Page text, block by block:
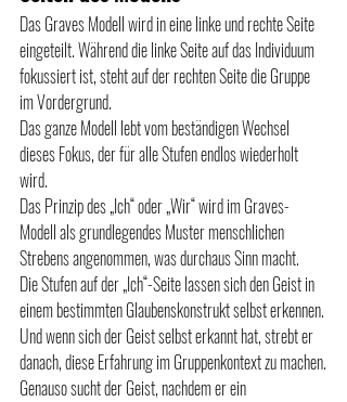
Das Graves Modell wird in eine linke und rechte Seite
eingeteilt. Während die linke Seite auf das Individuum
fokussiert ist, steht auf der rechten Seite die Gruppe
im Vordergrund.
Das ganze Modell lebt vom beständigen Wechsel
dieses Fokus, der für alle Stufen endlos wiederholt
wird.
Das Prinzip des „Ich“ oder „Wir“ wird im Graves-
Modell als grundlegendes Muster menschlichen
Strebens angenommen, was durchaus Sinn macht.
Die Stufen auf der „Ich“-Seite lassen sich den Geist in
einem bestimmten Glaubenskonstrukt selbst erkennen.
Und wenn sich der Geist selbst erkannt hat, strebt er
danach, diese Erfahrung im Gruppenkontext zu machen.
Genauso sucht der Geist, nachdem er ein